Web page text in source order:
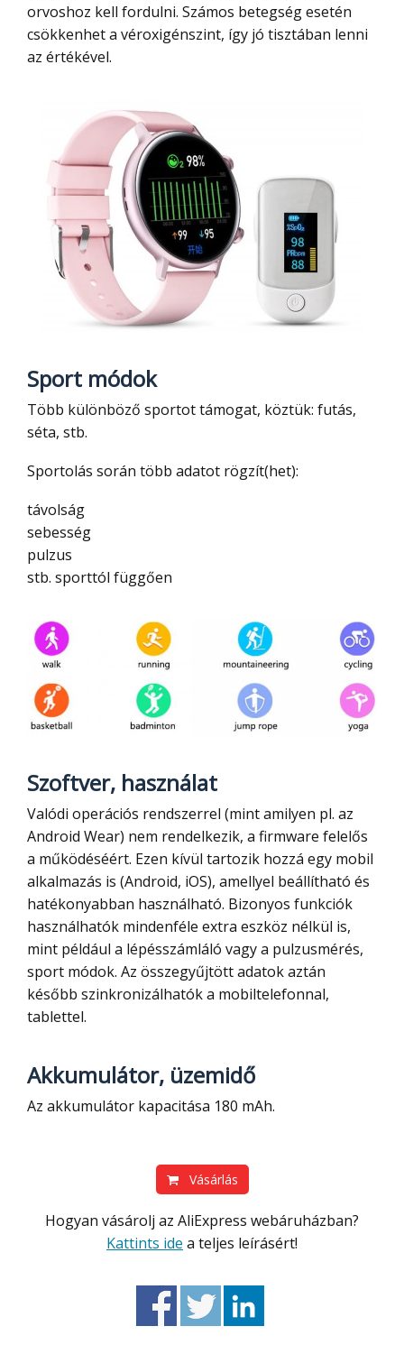
orvoshoz kell fordulni. Számos betegség esetén
csökkenhet a véroxigénszint, így jó tisztában lenni
az értékével.
Sport módok
Több különböző sportot támogat, köztük: futás,
séta, stb.
Sportolás során több adatot rögzít(het):
távolság
sebesség
pulzus
stb. sporttól függően
Szoftver, használat
Valódi operációs rendszerrel (mint amilyen pl. az
Android Wear) nem rendelkezik, a firmware felelős
a működéséért. Ezen kívül tartozik hozzá egy mobil
alkalmazás is (Android, iOS), amellyel beállítható és
hatékonyabban használható. Bizonyos funkciók
használhatók mindenféle extra eszköz nélkül is,
mint például a lépésszámláló vagy a pulzusmérés,
sport módok. Az összegyűjtött adatok aztán
később szinkronizálhatók a mobiltelefonnal,
tablettel.
Akkumulátor, üzemidő
Az akkumulátor kapacitása 180 mAh.
Vásárlás
Hogyan vásárolj az AliExpress webáruházban?
Kattints ide a teljes leírásért!